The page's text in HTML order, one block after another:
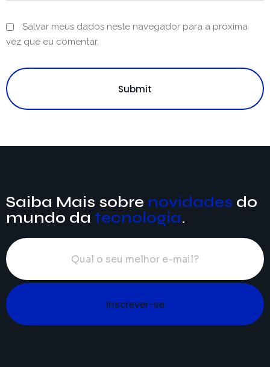
Salvar meus dados neste navegador para a próxima
vez que eu comentar.
Submit
Saiba Mais sobre novidades do
mundo da tecnologia.
Inscrever-se